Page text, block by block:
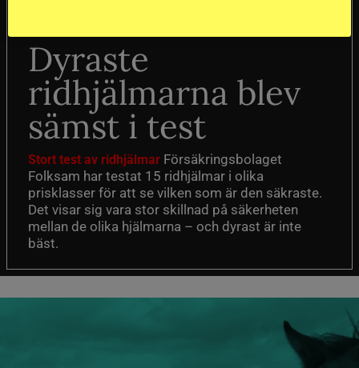
Dyraste
ridhjälmarna blev
sämst i test
Stort test av ridhjälmar Försäkringsbolaget
Folksam har testat 15 ridhjälmar i olika
prisklasser för att se vilken som är den säkraste.
Det visar sig vara stor skillnad på säkerheten
mellan de olika hjälmarna – och dyrast är inte
bäst.